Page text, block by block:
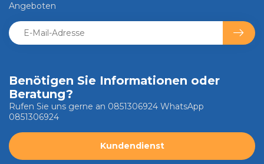
Benötigen Sie Informationen oder
Beratung?
Rufen Sie uns gerne an 0851306924 WhatsApp
0851306924
Kundendienst
Angeboten